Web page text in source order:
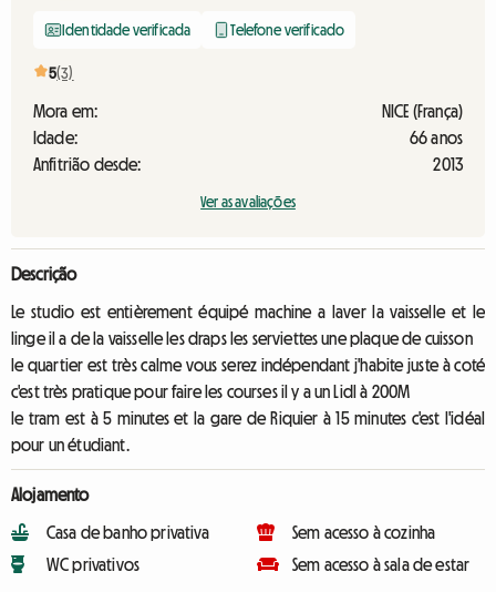
Identidade verificada Telefone verificado
5(3)
Mora em:
NICE (França)
Idade:
66 anos
Anfitrião desde:
2013
Ver as avaliações
Descrição
Le studio est entièrement équipé machine a laver la vaisselle et le
linge il a de la vaisselle les draps les serviettes une plaque de cuisson
le quartier est très calme vous serez indépendant j'habite juste à coté
c'est très pratique pour faire les courses il y a un Lidl à 200M
le tram est à 5 minutes et la gare de Riquier à 15 minutes c'est l'idéal
pour un étudiant.
Alojamento
Casa de banho privativa
WC privativos
Sem acesso à cozinha
Sem acesso à sala de estar